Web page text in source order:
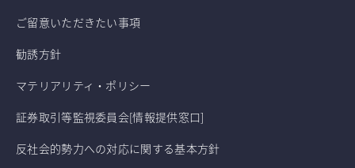
ご留意いただきたい事項
勧誘方針
マテリアリティ・ポリシー
証券取引等監視委員会[情報提供窓口]
反社会的勢力への対応に関する基本方針